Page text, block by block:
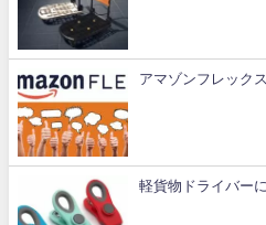
アマゾンフレック
軽貨物ドライバー